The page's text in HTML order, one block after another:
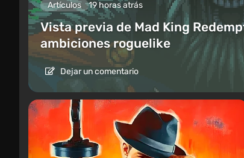
Artículos 19 horas atrás
Vista previa de Mad King
ambiciones roguelike
Dejar un comentario